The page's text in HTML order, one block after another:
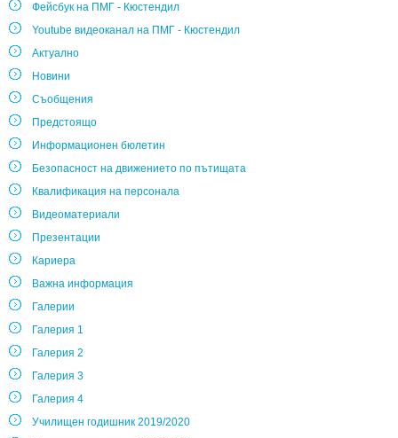
Фейсбук на ПМГ - Кюстендил
Youtube видеоканал на ПМГ - Кюстендил
Актуално
Новини
Съобщения
Предстоящо
Информационен бюлетин
Безопасност на движението по пътищата
Квалификация на персонала
Видеоматериали
Презентации
Кариера
Важна информация
Галерии
Галерия 1
Галерия 2
Галерия 3
Галерия 4
Училищен годишник 2019/2020